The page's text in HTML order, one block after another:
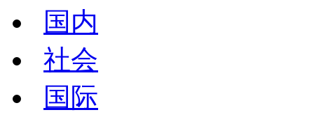
国内
社会
国际